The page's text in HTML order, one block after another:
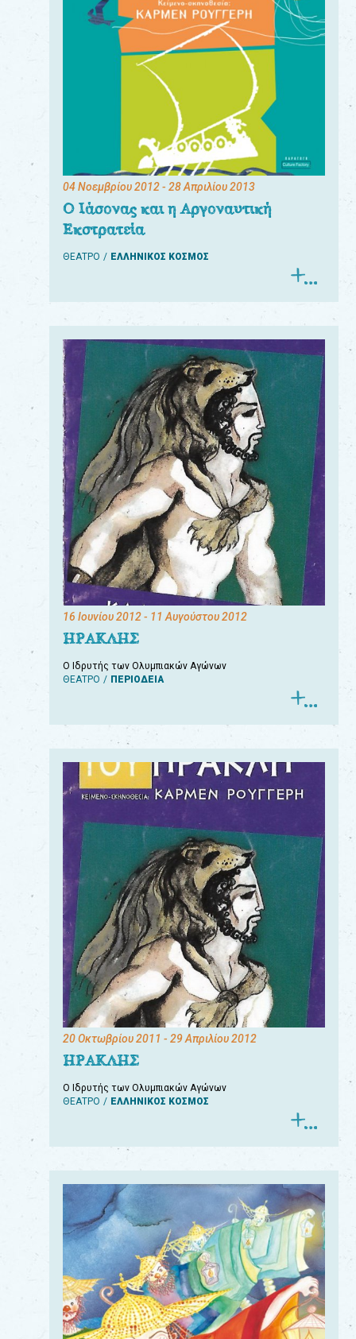
04 Νοεμβρίου 2012- 28 Απριλίου 2013
Ο Ιάσονας και η Αργοναυτική
Εκστρατεία
ΘΕΑΤΡΟ ΕΛΛΗΝΙΚΟΣ ΚΟΣΜΟΣ
16 Ιουνίου 2012- 11 Αυγούστου 2012
ΗΡΑΚΛΗΣ
Ο Ιδρυτής των Ολυμπιακών Αγώνων
ΘΕΑΤΡΟ
ΠΕΡΙΟΔΕΙΑ
20 Οκτωβρίου 2011 - 29 Απριλίου 2012
ΗΡΑΚΛΗΣ
Ο Ιδρυτής των Ολυμπιακών Αγώνων
ΘΕΑΤΡΟ
ΕΛΛΗΝΙΚΟΣ ΚΟΣΜΟΣ